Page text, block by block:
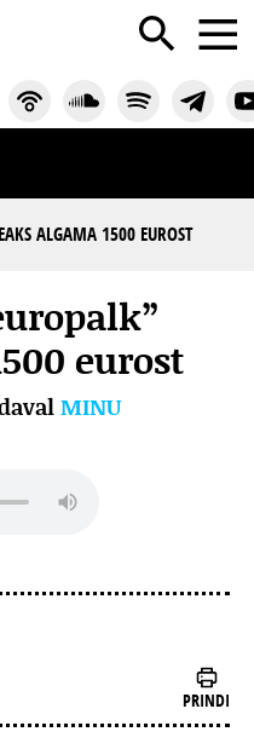
ALGAMA 1500 EUROST
eurost
MINU
PRINDI